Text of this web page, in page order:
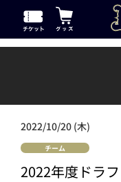
2022/10/20 (木)
チーム
2022年度ドラ